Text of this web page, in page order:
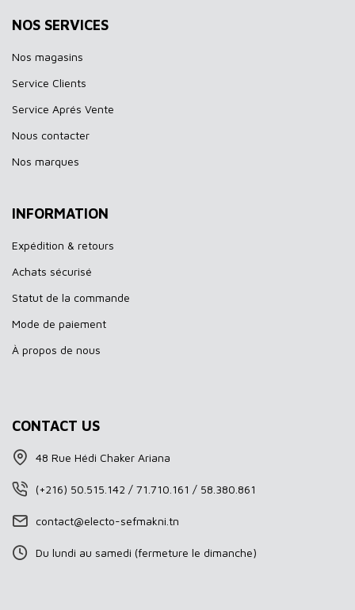
NOS SERVICES
Nos magasins
Service Clients
Service Aprés Vente
Nous contacter
Nos marques
INFORMATION
Expédition & retours
Achats sécurisé
Statut de la commande
Mode de paiement
À propos de nous
CONTACT US
48 Rue Hédi Chaker Ariana
(+216) 50.515.142 / 71.710.161 / 58.380.861
contact@electo-sefmakni.tn
Du lundi au samedi (fermeture le dimanche)